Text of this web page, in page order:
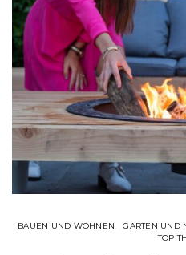
BAUEN UND WOHNEN GARTEN UND
TOP